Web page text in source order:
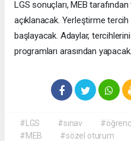
LGS sonuçları, MEB
açıklanacak. Yerleştirme
başlayacak. Adaylar,
programları arasından yapacak.
#LGS #sınav
#MEB
#sözel oturum